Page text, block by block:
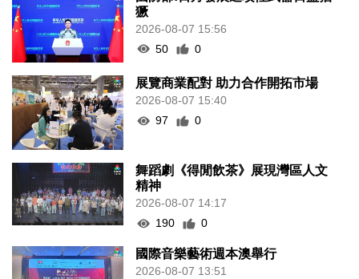
獗
2026-08-07 15:56
50
0
展覽商業配對 助力合作開拓市場
2026-08-07 15:40
97
0
舞蹈劇《得閒飲茶》展現灣區人文
精神
2026-08-07 14:17
190
0
國際音樂藝術週本澳舉行
2026-08-07 13:51